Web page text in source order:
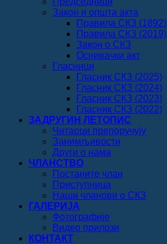
Закон и општа акта
Правила СКЗ (1892)
Правила СКЗ (2019)
Закон о СКЗ
Оснивачки акт
Гласници
Гласник СКЗ (2025)
Гласник СКЗ (2024)
Гласник СКЗ (2023)
Гласник СКЗ (2022)
ЗАДРУГИН ЛЕТОПИС
Читаоци препоручују
Занимљивости
Други о нама
ЧЛАНСТВО
Постаните члан
Приступница
Наши чланови о СКЗ
ГАЛЕРИЈА
Фотографије
Видео прилози
КОНТАКТ